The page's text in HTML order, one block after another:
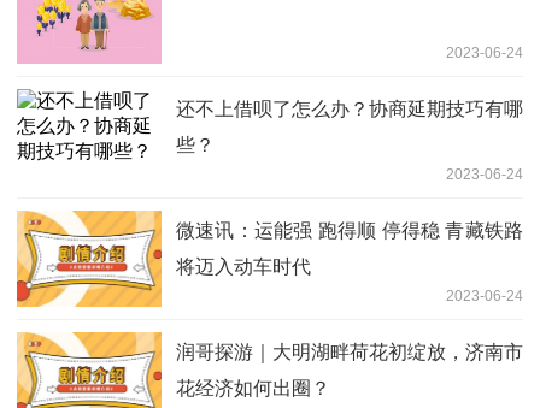
2023-06-24
还不上借呗了怎么办？协商延期技巧有哪
些？
2023-06-24
微速讯：运能强 跑得顺 停得稳 青藏铁路
将迈入动车时代
2023-06-24
润哥探游｜大明湖畔荷花初绽放，济南市
花经济如何出圈？